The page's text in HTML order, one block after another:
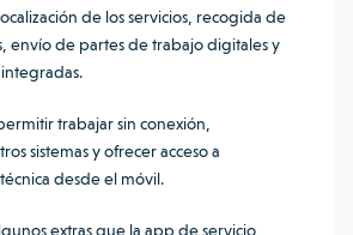
de los servicios, recogida de
envío de partes de trabajo digitales y
trabajar sin conexión,
sistemas y ofrecer acceso a
desde el móvil.
extras que la app de servicio